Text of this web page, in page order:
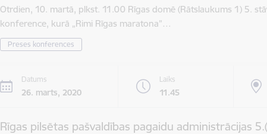
Otrdien, 10. martā, plkst. 11.00 Rīgas domē (Rātslaukums 1) 5.
konference, kurā „Rimi Rīgas maratona”…
Preses konferences
Datums
26. marts, 2020
Laiks
11.45
Rīgas pilsētas pašvaldības pagaidu administrācijas